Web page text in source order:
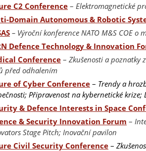
C2 Conference – Elektromagnetické
Domain Autonomous & Robotic
– Výroční konference NATO M&S COE
Defence Technology & Innovation
Conference– Zkušenosti a poznatky
před odhalením
of Cyber Conference – Trendy a
Připravenost na kybernetické krize;
& Defence Interests in Space
& Security Innovation Forum –
Stage Pitch; Inovační pavilon
Civil Security Conference –